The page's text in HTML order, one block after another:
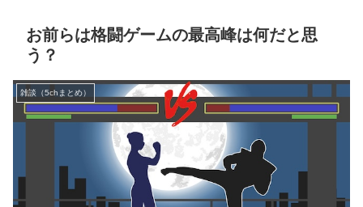
お前らは格闘ゲームの最高峰は何だと思
う？
雑談（5chまとめ）